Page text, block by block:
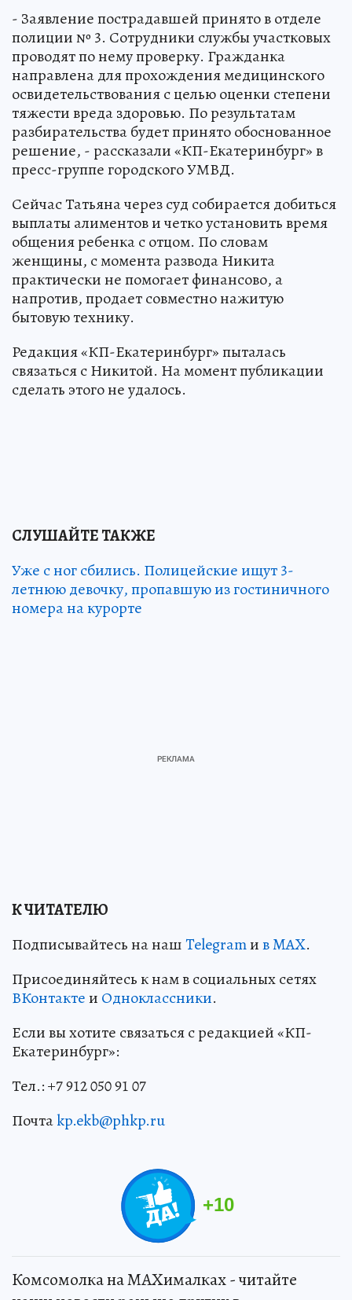
- Заявление пострадавшей принято в отделе
полиции № 3. Сотрудники службы участковых
проводят по нему проверку. Гражданка
направлена для прохождения медицинского
освидетельствования с целью оценки степени
тяжести вреда здоровью. По результатам
разбирательства будет принято обоснованное
решение, - рассказали «КП-Екатеринбург» в
пресс-группе городского УМВД.
Сейчас Татьяна через суд собирается добиться
выплаты алиментов и четко установить время
общения ребенка с отцом. По словам
женщины, с момента развода Никита
практически не помогает финансово, а
напротив, продает совместно нажитую
бытовую технику.
Редакция «КП-Екатеринбург» пыталась
связаться с Никитой. На момент публикации
сделать этого не удалось.
СЛУШАЙТЕ ТАКЖЕ
Уже с ног сбились. Полицейские ищут 3-
летнюю девочку, пропавшую из гостиничного
номера на курорте
К ЧИТАТЕЛЮ
Подписывайтесь на нашTelegramив MAX.
Присоединяйтесь к нам в социальных сетях
ВКонтактеи Одноклассники.
Если вы хотите связаться с редакцией «КП-
Екатеринбург»:
Тел.: +7 912 050 91 07
Почтаkp.ekb@phkp.ru
+10
Комсомолка на MAXималках - читайте